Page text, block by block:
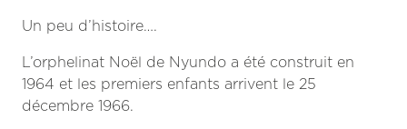
Un peu d’histoire….
L’orphelinat Noël de Nyundo a été construit en
1964 et les premiers enfants arrivent le 25
décembre 1966.